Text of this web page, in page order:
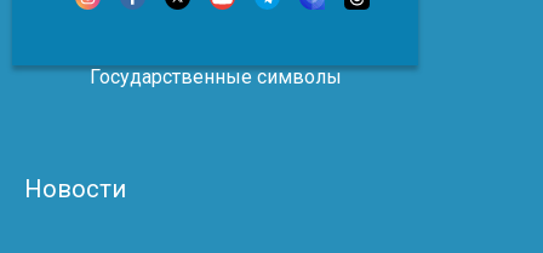
Государственные символы
Новости